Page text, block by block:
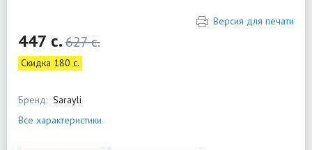
Версия для печати
447 c.627 c.
Скидка 180 c.
Бренд: Sarayli
Все характеристики